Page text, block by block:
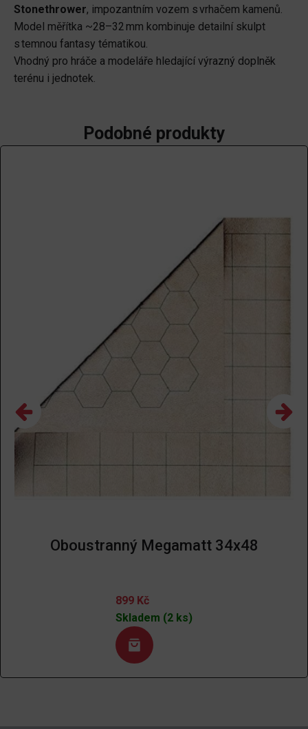
Stonethrower, impozantním vozem s vrhačem kamenů.
Model měřítka ~28–32 mm kombinuje detailní skulpt
s temnou fantasy tématikou.
Vhodný pro hráče a modeláře hledající výrazný doplněk
terénu i jednotek.
Podobné produkty
Oboustranný Megamatt 34x48
899 Kč
Skladem (2 ks)